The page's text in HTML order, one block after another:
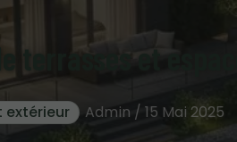
terrasses et
extérieur
Admin / 15 Mai 2025